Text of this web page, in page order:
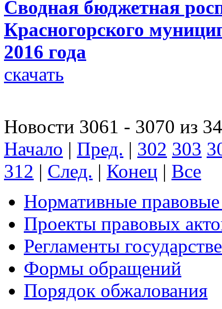
Сводная бюджетная
Красногорского
2016 года
скачать
Новости 3061 - 3070 из
Начало | Пред. | 302 303
312 | След. | Конец | Все
Нормативные
Проекты правовых
Регламенты
Формы обращений
Порядок обжалования